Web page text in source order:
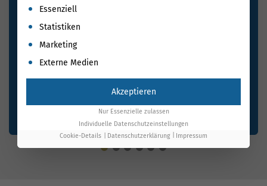
Es folgt eine Liste der Service-Gruppen, für die eine
Essenziell
Statistiken
Marketing
Externe Medien
Akzeptieren
Nur Essenzielle zulassen
Individuelle Datenschutzeinstellungen
Cookie-Details
Datenschutzerklärung Impressum